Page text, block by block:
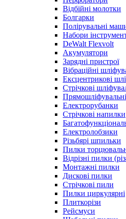
Відбійні молотки
Болгарки
Полірувальні
Набори
DeWalt Flexvolt
Акумулятори
Зарядні пристрої
Вібраційні
Ексцентрикові
Стрічкові
Електрорубанки
Стрічкові напилки
Електролобзики
Різьбярі шпильки
Пилки
Відрізні пилки
Монтажні пилки
Дискові пилки
Стрічкові пили
Пилки циркулярні
Плиткорізи
Рейсмуси